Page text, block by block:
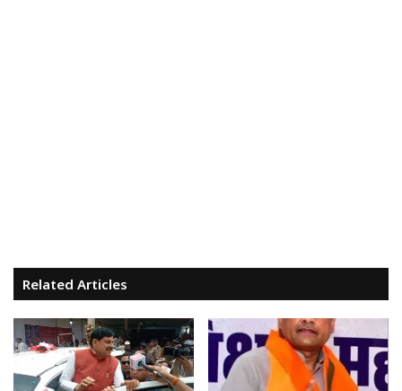
Related Articles